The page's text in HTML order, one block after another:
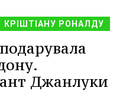
КРІШТІАНУ РОНАЛДУ
Джанлуки